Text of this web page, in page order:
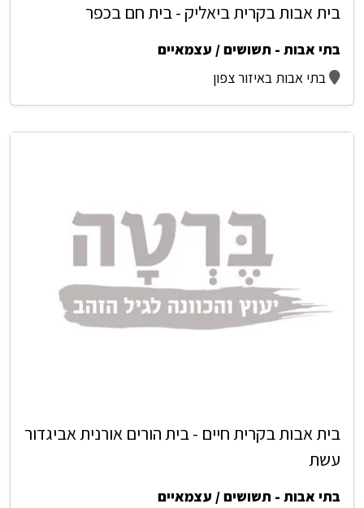
בית אבות בקרית ביאליק - בית חם בכפר
בתי אבות - תשושים / עצמאיים
בתי אבות באיזור צפון
בית אבות בקרית חיים - בית הורים אורנית אביגדור
עשת
בתי אבות - תשושים / עצמאיים